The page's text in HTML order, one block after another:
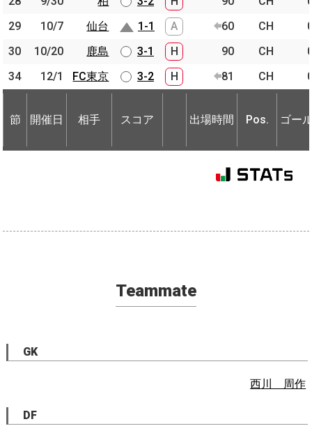
29
10/7 仙台 1-1 A 60 CH
30
10/20 鹿島 3-1 H 90 CH
34
12/1 FC東京 3-2 H 81 CH
節 開催日 相手 スコア 出場時間 Pos. ゴー
29
10/7
仙台
30
10/20
鹿島
34
12/1 FC東京
節 開催日 相手
Teammate
GK
西川 周作
DF